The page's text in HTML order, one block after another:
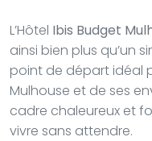
L’Hôtel Ibis Budget
ainsi bien plus qu’un
point de départ idéal
Mulhouse et de ses
cadre chaleureux et
vivre sans attendre.